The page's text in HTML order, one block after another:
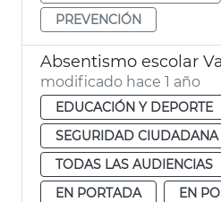
PREVENCIÓN
Absentismo escolar
modificado hace 1 año
EDUCACIÓN Y DEPORTE
SEGURIDAD CIUDADANA
TODAS LAS AUDIENCIAS
EN PORTADA
EN